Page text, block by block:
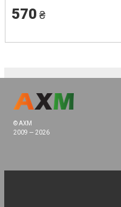
570 ₴
© AXM
2009 — 2026